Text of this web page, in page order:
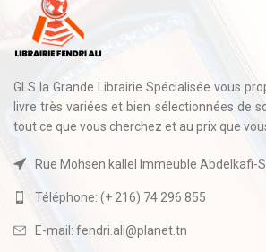
GLS la Grande Librairie Spécialisée vous
livre très variées et bien sélectionnées de
tout ce que vous cherchez et au prix que
Rue Mohsen kallel Immeuble Abdelkafi-
Téléphone: (+ 216) 74 296 855
E-mail: fendri.ali@planet.tn